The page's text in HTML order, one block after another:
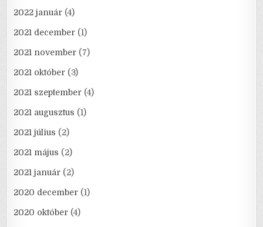
2022 január (4)
2021 december (1)
2021 november (7)
2021 október (3)
2021 szeptember (4)
2021 augusztus (1)
2021 július (2)
2021 május (2)
2021 január (2)
2020 december (1)
2020 október (4)